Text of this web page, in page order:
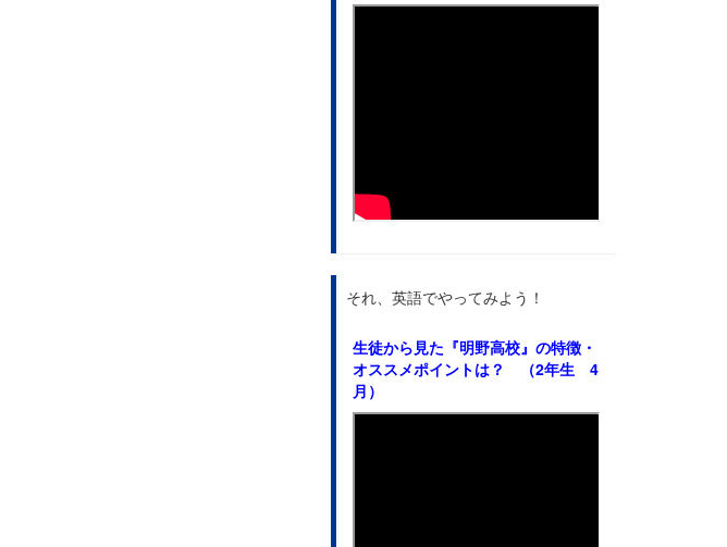
それ、英語でやってみよう！
生徒から見た 『明野高校』の特徴・
オススメポイントは？ （2年生 4
月）